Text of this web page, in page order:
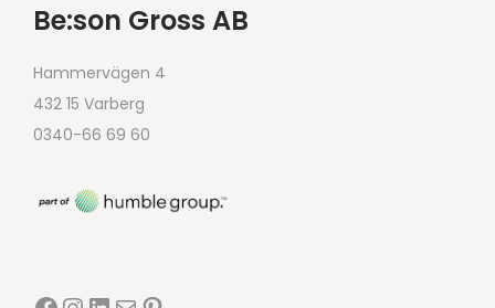
Be:son Gross AB
Hammervägen 4
432 15 Varberg
0340-66 69 60